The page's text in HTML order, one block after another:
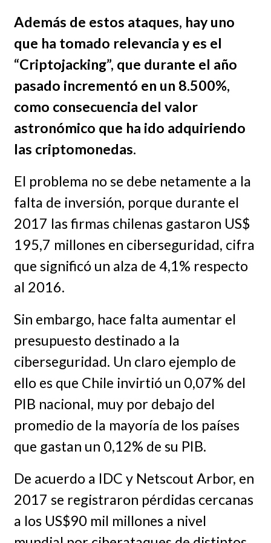
Además de estos ataques, hay uno
que ha tomado relevancia y es el
“Criptojacking”, que durante el año
pasado incrementó en un 8.500%,
como consecuencia del valor
astronómico que ha ido adquiriendo
las criptomonedas.
El problema no se debe netamente a la
falta de inversión, porque durante el
2017 las firmas chilenas gastaron US$
195,7 millones en ciberseguridad, cifra
que significó un alza de 4,1% respecto
al 2016.
Sin embargo, hace falta aumentar el
presupuesto destinado a la
ciberseguridad. Un claro ejemplo de
ello es que Chile invirtió un 0,07% del
PIB nacional, muy por debajo del
promedio de la mayoría de los países
que gastan un 0,12% de su PIB.
De acuerdo a IDC y Netscout Arbor, en
2017 se registraron pérdidas cercanas
a los US$90 mil millones a nivel